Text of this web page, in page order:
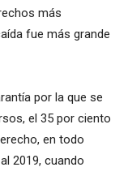
más
fue más grande
por la que se
el 35 por ciento
en todo
2019, cuando